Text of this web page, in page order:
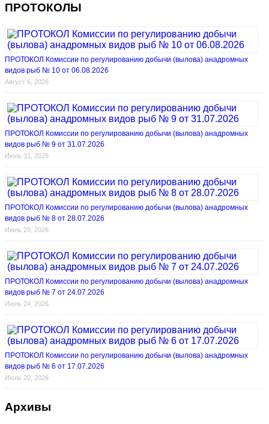
ПРОТОКОЛЫ
ПРОТОКОЛ Комиссии по регулированию добычи (вылова) анадромных
видов рыб № 10 от 06.08.2026
Август 6, 2026
ПРОТОКОЛ Комиссии по регулированию добычи (вылова) анадромных
видов рыб № 9 от 31.07.2026
Июль 31, 2026
ПРОТОКОЛ Комиссии по регулированию добычи (вылова) анадромных
видов рыб № 8 от 28.07.2026
Июль 29, 2026
ПРОТОКОЛ Комиссии по регулированию добычи (вылова) анадромных
видов рыб № 7 от 24.07.2026
Июль 24, 2026
ПРОТОКОЛ Комиссии по регулированию добычи (вылова) анадромных
видов рыб № 6 от 17.07.2026
Июль 20, 2026
Архивы